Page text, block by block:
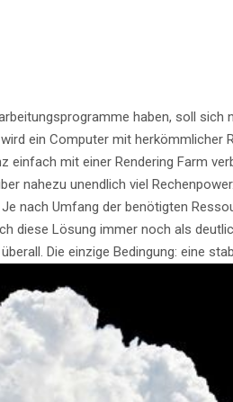
haben, soll sich
wird ein Computer mit herkömmlicher
mit einer Rendering Farm
nahezu unendlich viel
nach Umfang der benötigten
diese Lösung immer noch als
Die einzige Bedingung: eine